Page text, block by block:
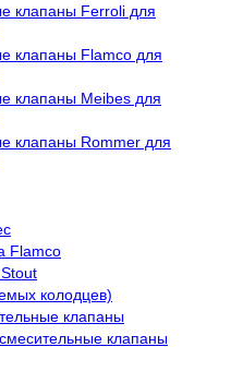
клапаны Ferroli для
клапаны Flamco для
клапаны Meibes для
клапаны Rommer для
Flamco
колодцев)
клапаны
клапаны